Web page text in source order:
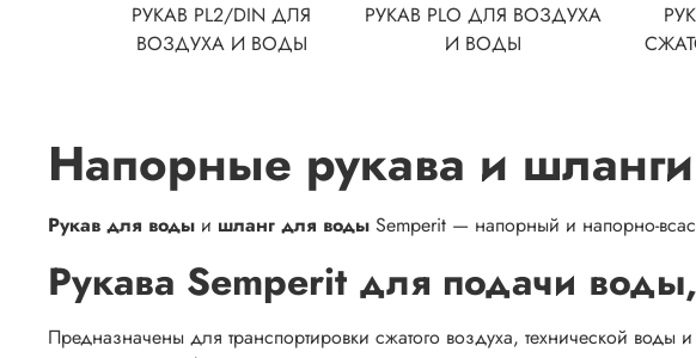
РУКАВ PL2/DIN ДЛЯ
ВОЗДУХА И ВОДЫ
РУКАВ PLO ДЛЯ ВОЗДУХА
И ВОДЫ
Напорные рукава и
Рукав для воды и шланг для воды Semperit — напорный и напорно-
Рукава Semperit для подачи
Предназначены для транспортировки сжатого воздуха, технической